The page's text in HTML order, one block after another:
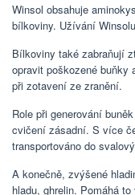
Winsol obsahuje
bílkoviny. Užívání
Bílkoviny také zabraňují
opravit poškozené buňky
při zotavení ze zranění.
Role při generování
cvičení zásadní. S více
transportováno do
A konečně, zvýšené
hladu, ghrelin. Pomáhá